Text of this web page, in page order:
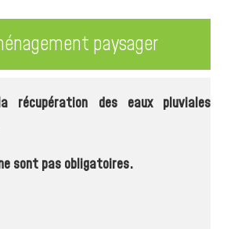
paysager
récupération des eaux pluviales
sont pas obligatoires.